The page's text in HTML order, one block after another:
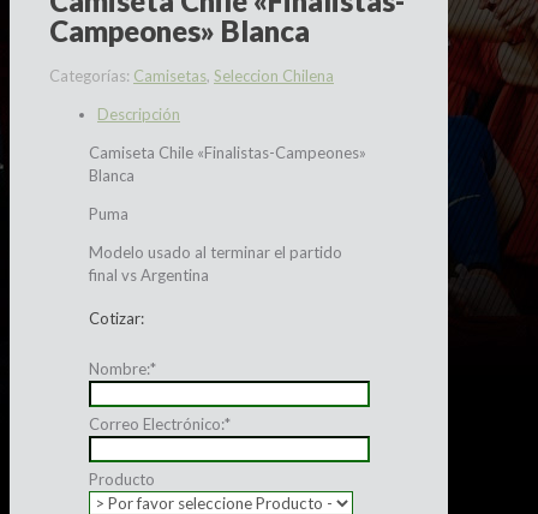
Campeones» Blanca
Categorías: Camisetas, Seleccion Chilena
Descripción
Camiseta Chile «Finalistas-Campeones»
Blanca
Puma
Modelo usado al terminar el partido
final vs Argentina
Cotizar:
Nombre:*
Correo Electrónico:*
Producto